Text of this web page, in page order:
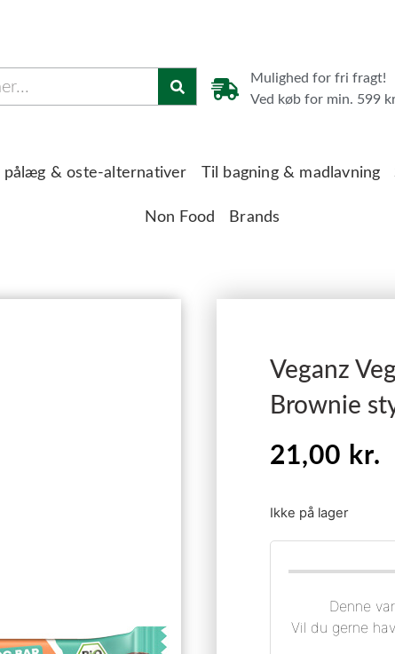
Mulighed for fri fragt!
Ved køb for min. 599
pålæg & oste-alternativer Til bagning & madlavning
Non Food Brands
Veganz
Brownie
21,00 kr.
Ikke på lager
Denne
Vil du gerne